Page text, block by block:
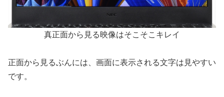
真正面から見る映像はそこそこキレイ
正面から見るぶんには、画面に表示される文字は見やすい
です。